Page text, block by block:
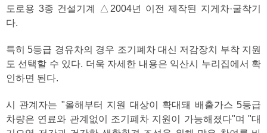
도로용 3종 건설기계 △2004년 이전 제작된 지게차·굴착기
다.
특히 5등급 경유차의 경우 조기폐차 대신 저감장치 부착 지원
도 선택할 수 있다. 더욱 자세한 내용은 익산시 누리집에서 확
인하면 된다.
시 관계자는 "올해부터 지원 대상이 확대돼 배출가스 5등급
차량은 연료와 관계없이 조기폐차 지원이 가능해졌다"며 "대